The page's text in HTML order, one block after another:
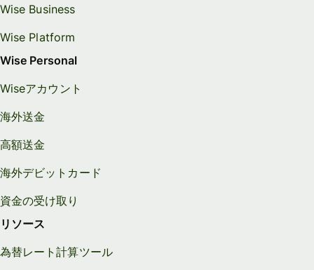
Wise Business
Wise Platform
Wise Personal
Wiseアカウント
海外送金
高額送金
海外デビットカード
資金の受け取り
リソース
為替レート計算ツール